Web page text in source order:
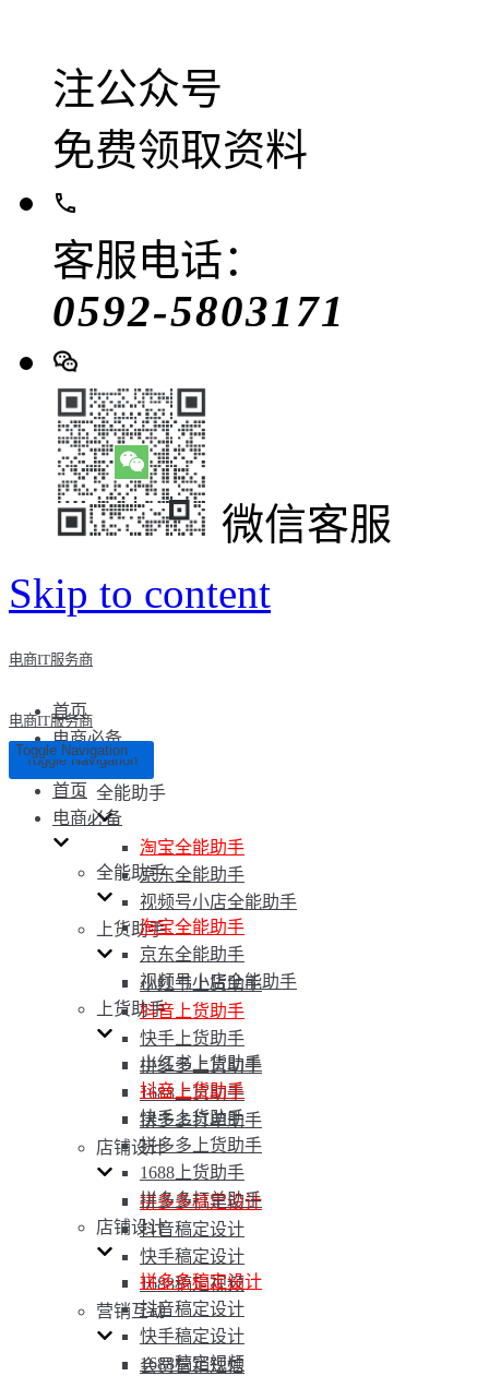
注公众号
免费领取资料
客服电话：
0592-5803171
微信客服
Skip to content
电商IT服务商
首页
电商必备
全能助手
淘宝全能助手
京东全能助手
视频号小店全能助手
上货助手
小红书上货助手
抖音上货助手
快手上货助手
拼多多上货助手
1688上货助手
拼多多打单助手
店铺设计
拼多多稿定设计
抖音稿定设计
快手稿定设计
1688稿定视频
营销互动
会员营销短信
电商IT服务商
Toggle Navigation
Toggle Navigation
首页
电商必备
全能助手
淘宝全能助手
京东全能助手
视频号小店全能助手
上货助手
小红书上货助手
抖音上货助手
快手上货助手
拼多多上货助手
1688上货助手
拼多多打单助手
店铺设计
拼多多稿定设计
抖音稿定设计
快手稿定设计
1688稿定视频